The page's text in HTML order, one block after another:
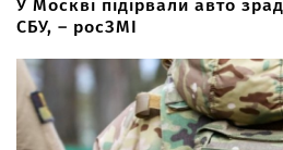
У Москві підірвали авто
СБУ, – росЗМІ